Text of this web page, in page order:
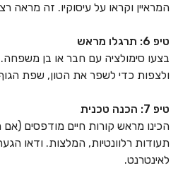
המראיין וקראו על עיסוקיו. זה מראה
טיפ 6: תרגלו מראש
בצעו סימולציה עם חבר או בן
ולצפות כדי לשפר את הטון, שפת
טיפ 7: הכנה טכנית
הכינו מראש קורות חיים מודפסים (אם
תעודות רלוונטיות, המלצות. ודאו
לאינטרנט.